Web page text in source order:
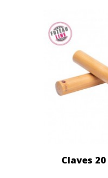
Claves